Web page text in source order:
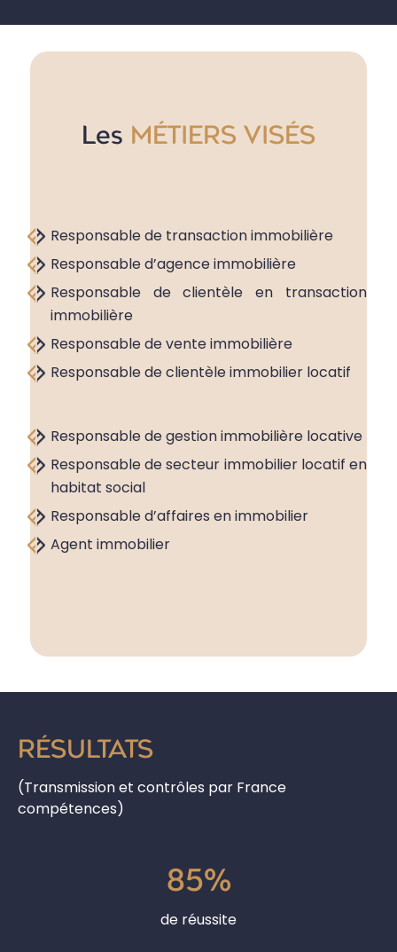
Les MÉTIERS VISÉS
Responsable de transaction immobilière
Responsable d’agence immobilière
Responsable de clientèle en transaction
immobilière
Responsable de vente immobilière
Responsable de clientèle immobilier locatif
Responsable de gestion immobilière locative
Responsable de secteur immobilier locatif en
habitat social
Responsable d’affaires en immobilier
Agent immobilier
RÉSULTATS
(Transmission et contrôles par France
compétences)
85%
de réussite